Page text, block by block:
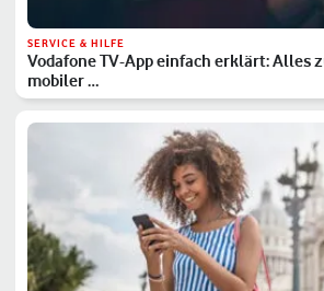
SERVICE & HILFE
Vodafone TV-App einfach erklärt: Alles
mobiler …